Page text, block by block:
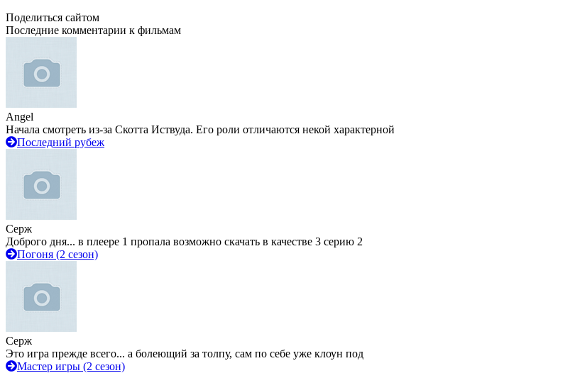
Поделиться сайтом
Последние комментарии к фильмам
Angel
Начала смотреть из-за Скотта Иствуда. Его роли отличаются некой характерной
Последний рубеж
Серж
Доброго дня... в плеере 1 пропала возможно скачать в качестве 3 серию 2
Погоня (2 сезон)
Серж
Это игра прежде всего... а болеющий за толпу, сам по себе уже клоун под
Мастер игры (2 сезон)